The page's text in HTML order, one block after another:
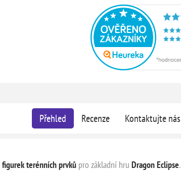
Přehled Recenze Kontaktujte nás
figurek terénních prvkůpro základní hru Dragon Eclipse.